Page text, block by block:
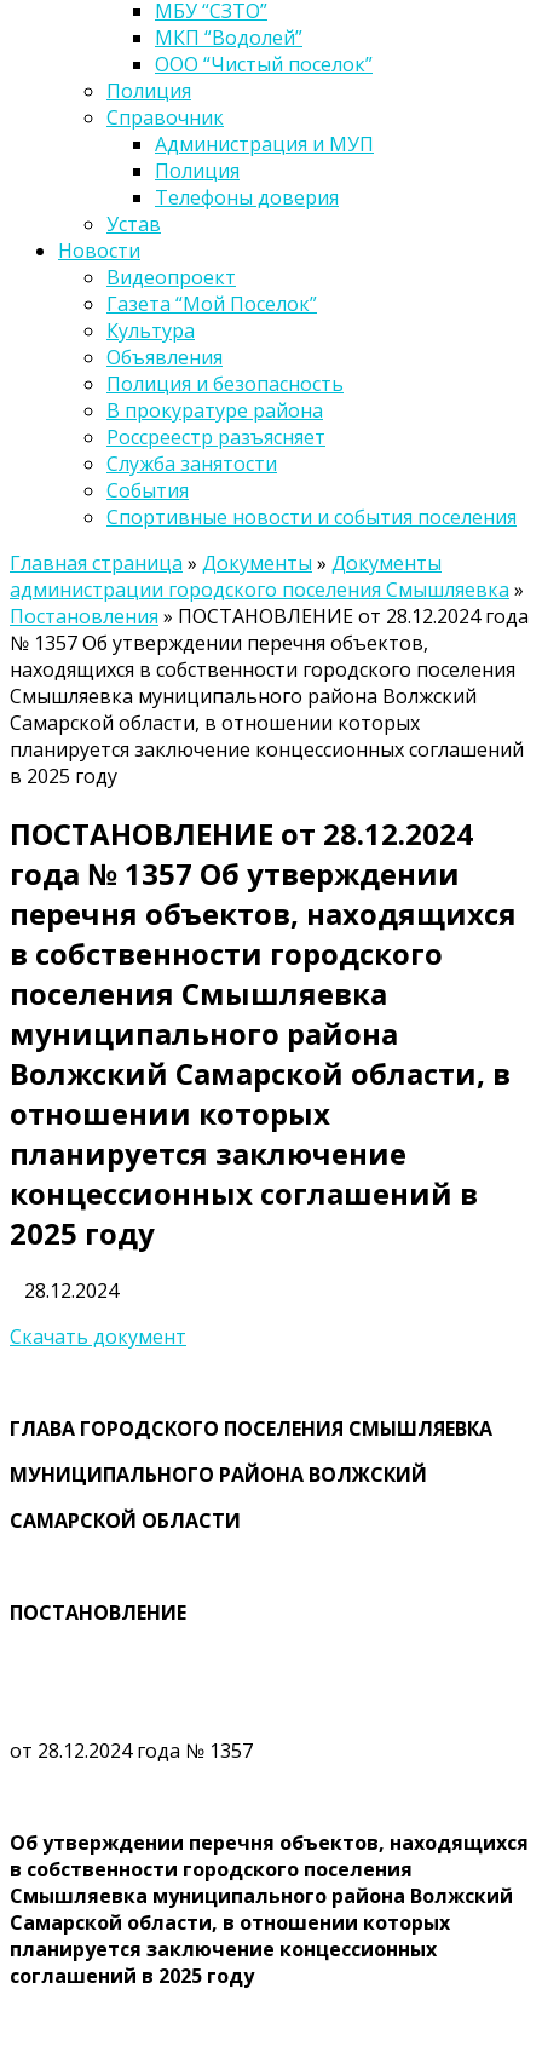
МБУ “СЗТО”
МКП “Водолей”
ООО “Чистый поселок”
Полиция
Справочник
Администрация и МУП
Полиция
Телефоны доверия
Устав
Новости
Видеопроект
Газета “Мой Поселок”
Культура
Объявления
Полиция и безопасность
В прокуратуре района
Россреестр разъясняет
Служба занятости
События
Спортивные новости и события поселения
Главная страница » Документы » Документы
администрации городского поселения Смышляевка »
Постановления » ПОСТАНОВЛЕНИЕ от 28.12.2024 года
№ 1357 Об утверждении перечня объектов,
находящихся в собственности городского поселения
Смышляевка муниципального района Волжский
Самарской области, в отношении которых
планируется заключение концессионных соглашений
в 2025 году
ПОСТАНОВЛЕНИЕ от 28.12.2024
года № 1357 Об утверждении
перечня объектов, находящихся
в собственности городского
поселения Смышляевка
муниципального района
Волжский Самарской области, в
отношении которых
планируется заключение
концессионных соглашений в
2025 году
28.12.2024
Скачать документ
ГЛАВА ГОРОДСКОГО ПОСЕЛЕНИЯ СМЫШЛЯЕВКА
МУНИЦИПАЛЬНОГО РАЙОНА ВОЛЖСКИЙ
САМАРСКОЙ ОБЛАСТИ
ПОСТАНОВЛЕНИЕ
от 28.12.2024 года № 1357
Об утверждении перечня объектов, находящихся
в собственности городского поселения
Смышляевка муниципального района Волжский
Самарской области, в отношении которых
планируется заключение концессионных
соглашений в 2025 году